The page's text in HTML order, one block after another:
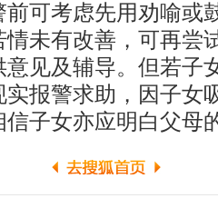
可考虑先用劝喻或
未有改善，可再尝
意见及辅导。但若子
报警求助，因子女
子女亦应明白父母